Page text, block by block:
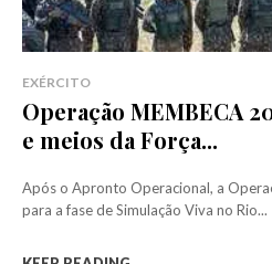
EXÉRCITO
Operação MEMBECA
e meios da Força...
Após o Apronto Operacional, a
para a fase de Simulação Viva no Rio...